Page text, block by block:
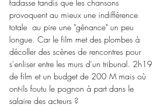
fadasse tandis que les chansons
provoquent au mieux une indifférence
totale  au pire une "gênance" un peu
longue. Car le film met des plombes à
décoller des scènes de rencontres pour
s'enliser entre les murs d'un tribunal. 2h19
de film et un budget de 200 M mais où
ont-ils foutu le pognon à part dans le
salaire des acteurs ?